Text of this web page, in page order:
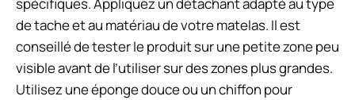
spécifiques. Appliquez un détachant adapté au type
de tache et au matériau de votre matelas. Il est
conseillé de tester le produit sur une petite zone peu
visible avant de l’utiliser sur des zones plus grandes.
Utilisez une éponge douce ou un chiffon pour